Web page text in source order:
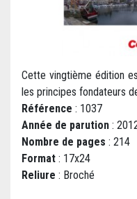
Cette vingtième édition
les principes fondateurs
Référence : 1037
Année de parution :
Nombre de pages : 214
Format : 17x24
Reliure : Broché